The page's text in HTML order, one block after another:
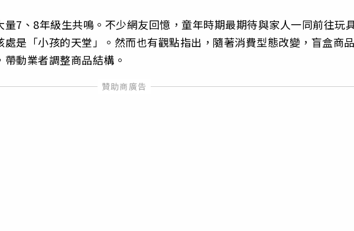
7、8年級生共鳴。不少網友回憶，童年時期最期待與家人一同前往玩
是「小孩的天堂」。然而也有觀點指出，隨著消費型態改變，盲盒商
動業者調整商品結構。